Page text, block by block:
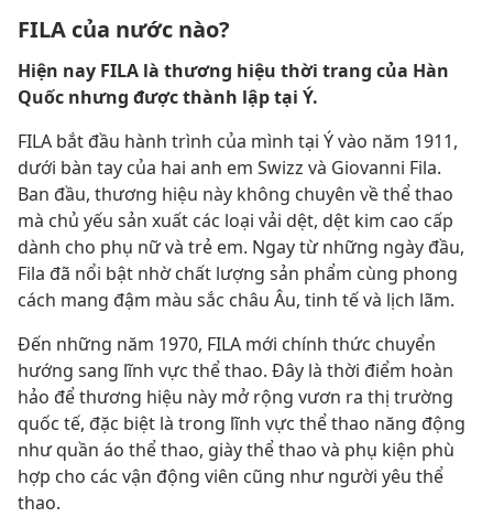
FILA của nước nào?
Hiện nay FILA là thương hiệu thời trang của Hàn
Quốc nhưng được thành lập tại Ý.
FILA bắt đầu hành trình của mình tại Ý vào năm 1911,
dưới bàn tay của hai anh em Swizz và Giovanni Fila.
Ban đầu, thương hiệu này không chuyên về thể thao
mà chủ yếu sản xuất các loại vải dệt, dệt kim cao cấp
dành cho phụ nữ và trẻ em. Ngay từ những ngày đầu,
Fila đã nổi bật nhờ chất lượng sản phẩm cùng phong
cách mang đậm màu sắc châu Âu, tinh tế và lịch lãm.
Đến những năm 1970, FILA mới chính thức chuyển
hướng sang lĩnh vực thể thao. Đây là thời điểm hoàn
hảo để thương hiệu này mở rộng vươn ra thị trường
quốc tế, đặc biệt là trong lĩnh vực thể thao năng động
như quần áo thể thao, giày thể thao và phụ kiện phù
hợp cho các vận động viên cũng như người yêu thể
thao.